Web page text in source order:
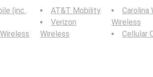
(inc.
AT&T Mobility
Verizon
Wireless
Carolina
Wireless
Cellular